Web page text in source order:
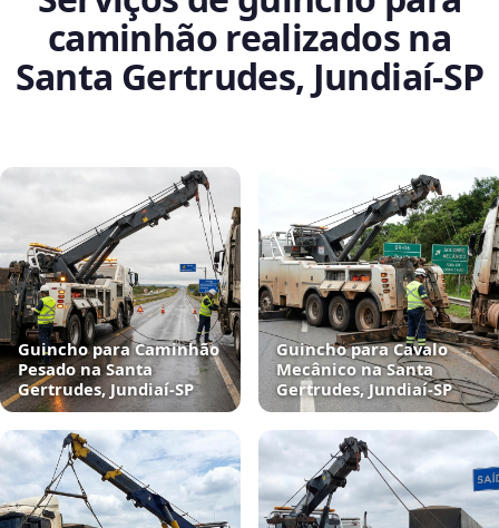
caminhão realizados na
Santa Gertrudes, Jundiaí‑SP
Guincho para Caminhão
Pesado na Santa
Gertrudes, Jundiaí‑SP
Guincho para Cavalo
Mecânico na Santa
Gertrudes, Jundiaí‑SP